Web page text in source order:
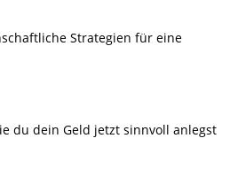
Strategien für eine
du dein Geld jetzt sinnvoll anlegst